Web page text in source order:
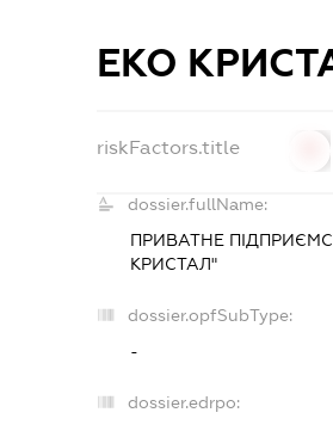
ЕКО
riskFactors.title
dossier.fullName:
ПРИВАТНЕ
КРИСТАЛ"
dossier.opfSubType:
-
dossier.edrpo: